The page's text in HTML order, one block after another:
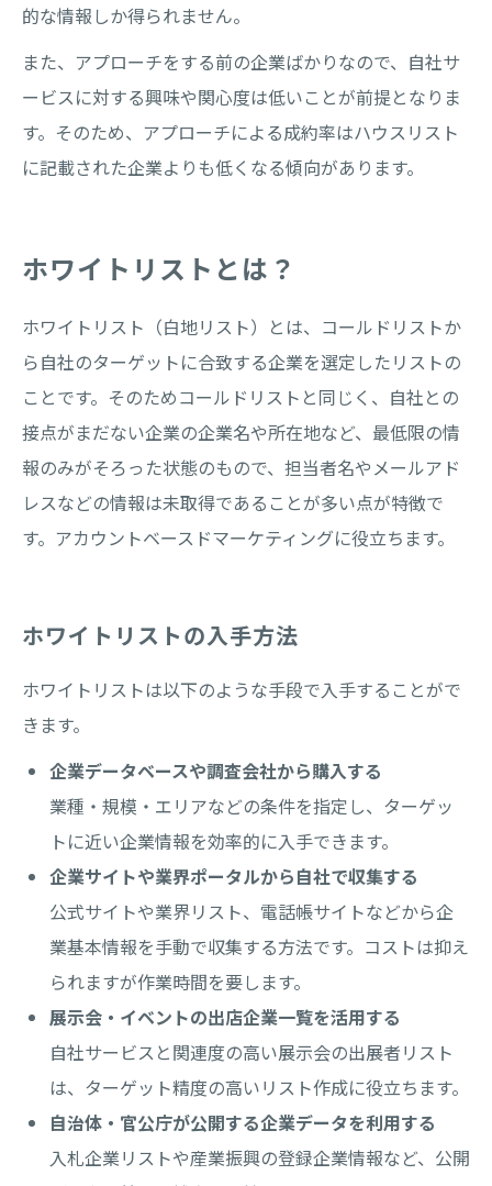
的な情報しか得られません。
また、アプローチをする前の企業ばかりなので、自社サ
ービスに対する興味や関心度は低いことが前提となりま
す。そのため、アプローチによる成約率はハウスリスト
に記載された企業よりも低くなる傾向があります。
ホワイトリストとは？
ホワイトリスト（白地リスト）とは、コールドリストか
ら自社のターゲットに合致する企業を選定したリストの
ことです。そのためコールドリストと同じく、自社との
接点がまだない企業の企業名や所在地など、最低限の情
報のみがそろった状態のもので、担当者名やメールアド
レスなどの情報は未取得であることが多い点が特徴で
す。アカウントベースドマーケティングに役立ちます。
ホワイトリストの入手方法
ホワイトリストは以下のような手段で入手することがで
きます。
企業データベースや調査会社から購入する
業種・規模・エリアなどの条件を指定し、ターゲッ
トに近い企業情報を効率的に入手できます。
企業サイトや業界ポータルから自社で収集する
公式サイトや業界リスト、電話帳サイトなどから企
業基本情報を手動で収集する方法です。コストは抑え
られますが作業時間を要します。
展示会・イベントの出店企業一覧を活用する
自社サービスと関連度の高い展示会の出展者リスト
は、ターゲット精度の高いリスト作成に役立ちます。
自治体・官公庁が公開する企業データを利用する
入札企業リストや産業振興の登録企業情報など、公開